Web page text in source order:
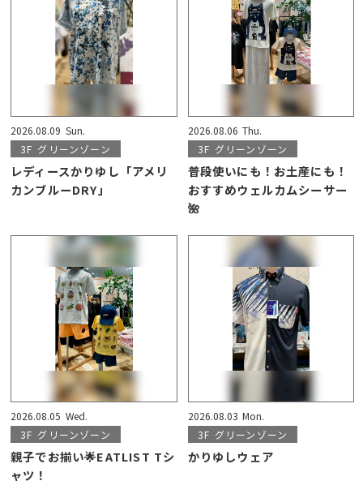
2026.08.09 Sun.
3F グリーンゾーン
レディースかりゆし「アメリ
カンブルーDRY」
2026.08.06 Thu.
3F グリーンゾーン
普段使いにも！お土産にも！
おすすめウェルカムシーサー
🌺
2026.08.05 Wed.
3F グリーンゾーン
親子でお揃い🌟EATLIST Tシ
ャツ！
2026.08.03 Mon.
3F グリーンゾーン
かりゆしウェア